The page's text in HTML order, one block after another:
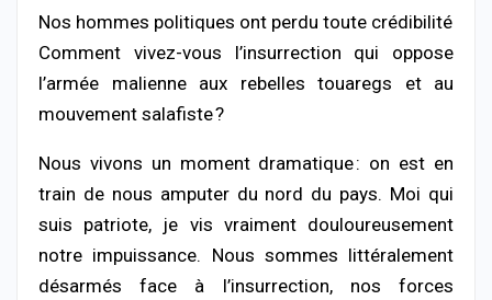
Nos hommes politiques ont perdu toute crédibilité
Comment vivez-vous l’insurrection qui oppose
l’armée malienne aux rebelles touaregs et au
mouvement salafiste ?
Nous vivons un moment dramatique : on est en
train de nous amputer du nord du pays. Moi qui
suis patriote, je vis vraiment douloureusement
notre impuissance. Nous sommes littéralement
désarmés face à l’insurrection, nos forces